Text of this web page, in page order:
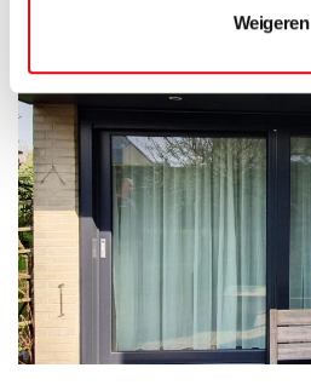
Weigeren